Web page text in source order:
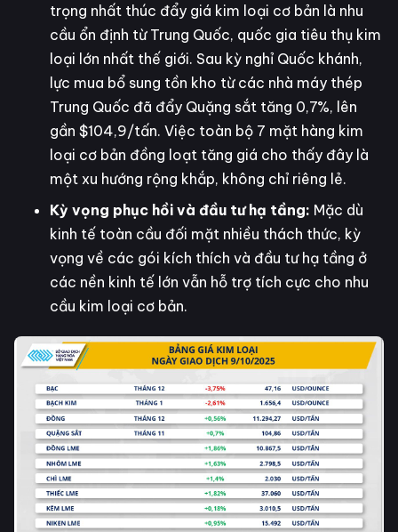
trọng nhất thúc đẩy giá kim loại cơ bản là nhu
cầu ổn định từ Trung Quốc, quốc gia tiêu thụ kim
loại lớn nhất thế giới. Sau kỳ nghỉ Quốc khánh,
lực mua bổ sung tồn kho từ các nhà máy thép
Trung Quốc đã đẩy Quặng sắt tăng 0,7%, lên
gần $104,9/tấn. Việc toàn bộ 7 mặt hàng kim
loại cơ bản đồng loạt tăng giá cho thấy đây là
một xu hướng rộng khắp, không chỉ riêng lẻ.
Kỳ vọng phục hồi và đầu tư hạ tầng: Mặc dù
kinh tế toàn cầu đối mặt nhiều thách thức, kỳ
vọng về các gói kích thích và đầu tư hạ tầng ở
các nền kinh tế lớn vẫn hỗ trợ tích cực cho nhu
cầu kim loại cơ bản.